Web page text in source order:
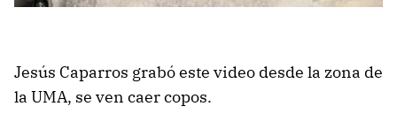
Jesús Caparros grabó este video desde la zona de
la UMA, se ven caer copos.